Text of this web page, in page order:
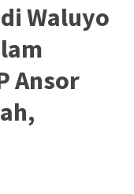
Waluyo
Ansor